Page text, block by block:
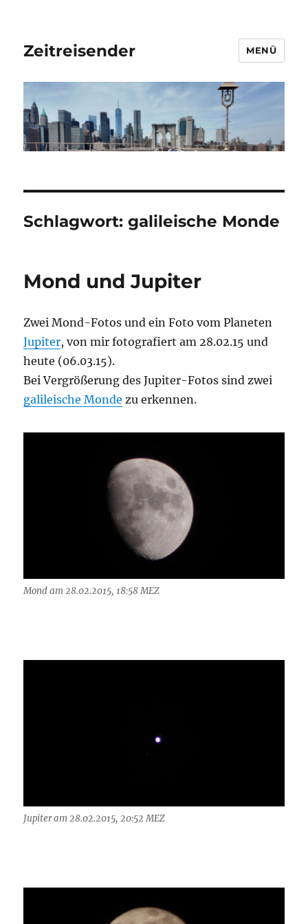
Zeitreisender MENÜ
Schlagwort:galileische Monde
Mond und Jupiter
Zwei Mond-Fotos und ein Foto vom Planeten
Jupiter, von mir fotografiert am 28.02.15 und
heute (06.03.15).
Bei Vergrößerung des Jupiter-Fotos sind zwei
galileische Monde zu erkennen.
Mond am 28.02.2015, 18:58 MEZ
Jupiter am 28.02.2015, 20:52 MEZ